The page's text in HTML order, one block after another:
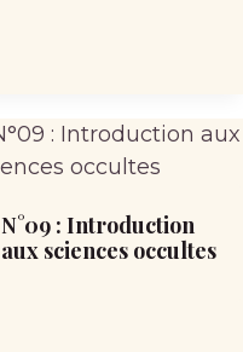
N°09 : Introduction
aux sciences occultes